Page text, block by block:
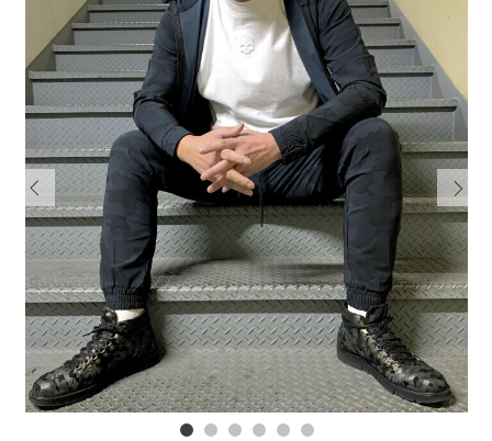
Previous Next
レスト
施設案内
アクセ
スタッ
電話で
公式SNS